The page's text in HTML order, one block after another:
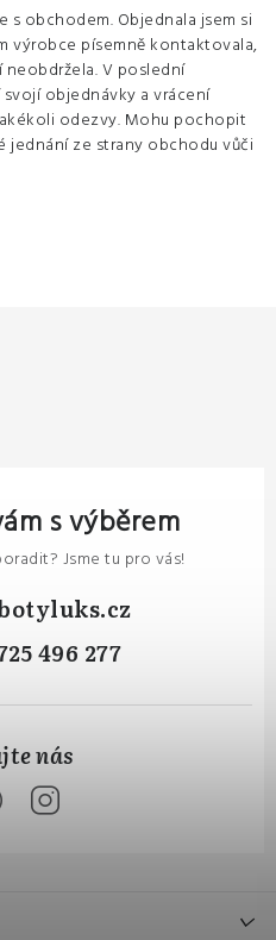
s obchodem. Objednala jsem si
výrobce písemně kontaktovala,
V poslední
objednávky a vrácení
odezvy. Mohu pochopit
ze strany obchodu vůči
s výběrem
Jsme tu pro vás!
496 277